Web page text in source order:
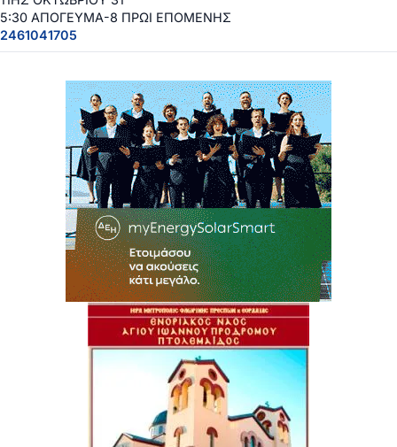
5:30 ΑΠΟΓΕΥΜΑ-8 ΠΡΩΙ ΕΠΟΜΕΝΗΣ
2461041705